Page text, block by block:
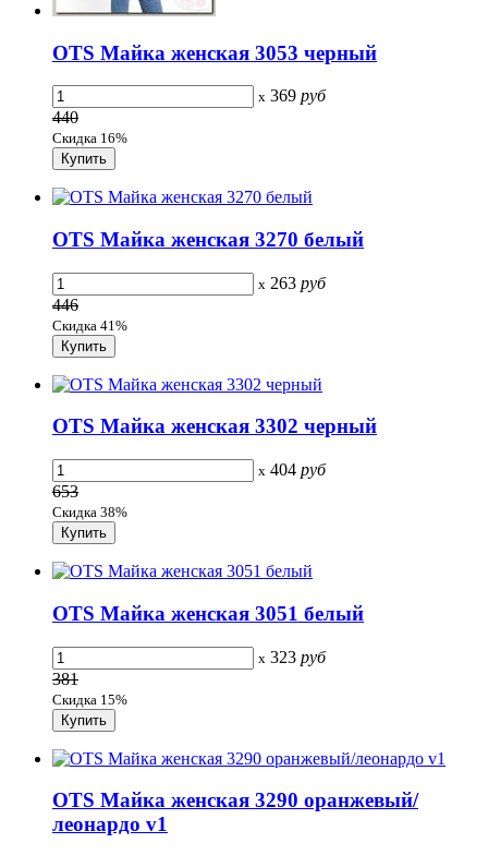
OTS Майка женская 3053 черный
x 369 руб
440
Скидка 16%
OTS Майка женская 3270 белый
x 263 руб
446
Скидка 41%
OTS Майка женская 3302 черный
x 404 руб
653
Скидка 38%
OTS Майка женская 3051 белый
x 323 руб
381
Скидка 15%
OTS Майка женская 3290 оранжевый/
леонардо v1